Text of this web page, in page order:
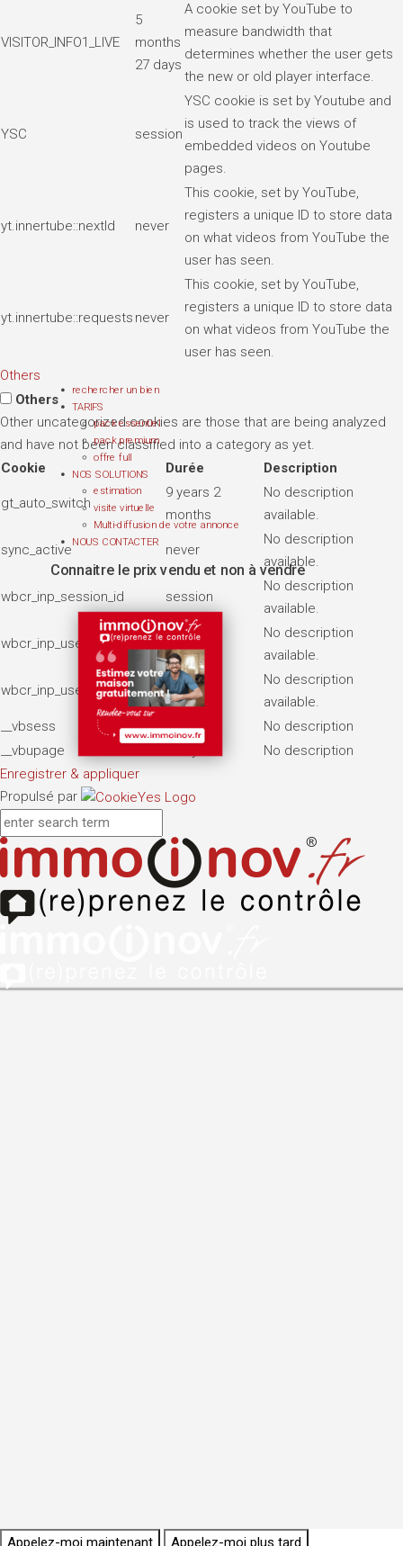
VISITOR_INFO1_LIVE
5
months
27 days
A cookie set by YouTube to
measure bandwidth that
determines whether the user gets
the new or old player interface.
YSC session
YSC cookie is set by Youtube and
is used to track the views of
embedded videos on Youtube
pages.
yt.innertube::nextId never
This cookie, set by YouTube,
registers a unique ID to store data
on what videos from YouTube the
user has seen.
yt.innertube::requests never
This cookie, set by YouTube,
registers a unique ID to store data
on what videos from YouTube the
user has seen.
Others
Others
Other uncategorized cookies are those that are being analyzed
and have not been classified into a category as yet.
Cookie
Durée Description
gt_auto_switch
9 years 2
months
No description
available.
sync_active never
No description
available.
wbcr_inp_session_id session
No description
available.
wbcr_inp_user_page_views 7 days
No description
available.
wbcr_inp_user_visits 2 months
No description
available.
__vbsess
7 days
No description
__vbupage
No description
Enregistrer & appliquer
Propulsé par
rechercher un bien
TARIFS
pack essentiel
pack premium
offre full
NOS SOLUTIONS
estimation
visite virtuelle
Multi-diffusion de votre annonce
NOUS CONTACTER
Connaitre le prix vendu et non à vendre
Appelez-moi maintenant Appelez-moi plus tard